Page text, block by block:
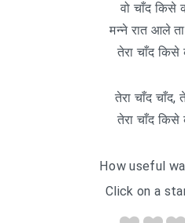
वो चाँद किसे
मन्ने रात आले
तेरा चाँद किसे
तेरा चाँद चाँद,
तेरा चाँद किसे
How useful
Click on a